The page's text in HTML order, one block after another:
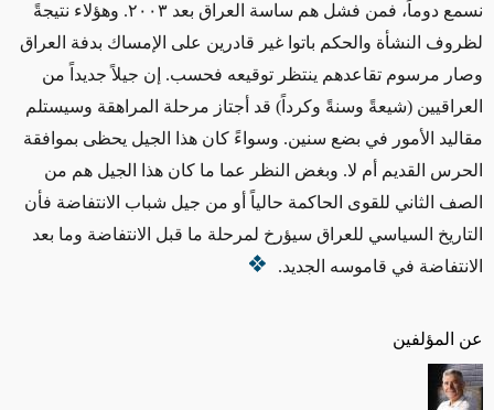
عن المؤلفين
نسمع دوماً، فمن فشل هم ساسة العراق بعد ٢٠٠٣. وهؤلاء نتيجةً
لظروف النشأة والحكم باتوا غير قادرين على الإمساك بدفة العراق
وصار مرسوم تقاعدهم ينتظر توقيعه فحسب. إن جيلاً جديداً من
العراقيين (شيعةً وسنةً وكرداً) قد أجتاز مرحلة المراهقة وسيستلم
مقاليد الأمور في بضع سنين. وسواءً كان هذا الجيل يحظى بموافقة
الحرس القديم أم لا. وبغض النظر عما ما كان هذا الجيل هم من
الصف الثاني للقوى الحاكمة حالياً أو من جيل شباب الانتفاضة فأن
التاريخ السياسي للعراق سيؤرخ لمرحلة ما قبل الانتفاضة وما بعد
الانتفاضة في قاموسه الجديد.